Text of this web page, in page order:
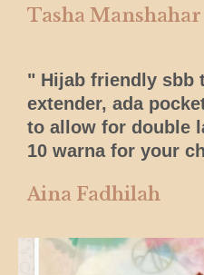
Tasha Manshahar
" Hijab friendly sbb
extender, ada
to allow for double
10 warna for your
Aina Fadhilah